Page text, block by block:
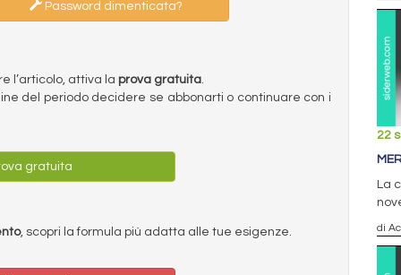
Password dimenticata?
l’articolo, attiva la prova gratuita.
del periodo decidere se abbonarti o continuare con i
gratuita
, scopri la formula più adatta alle tue esigenze.
22
La
di